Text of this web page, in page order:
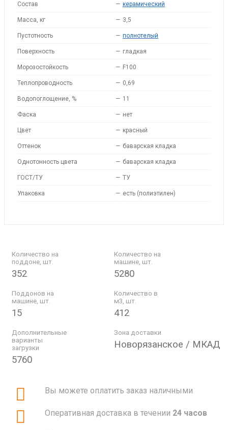
Состав — керамический
Масса, кг — 3,5
Пустотность — полнотелый
Поверхность — гладкая
Морозостойкость — F100
Теплопроводность — 0,69
Водопоглощение, % — 11
Фаска — нет
Цвет — красный
Оттенок — баварская кладка
Однотонность цвета — баварская кладка
ГОСТ/ТУ — ТУ
Упаковка — есть (полиэтилен)
Количество на
поддоне, шт.
352
Количество на
машине, шт.
5280
Поддонов на
машине, шт.
15
Количество в
м3, шт.
412
Дополнительные
варианты
загрузки
5760
Зона доставки
Новорязанское / МКАД
Вы можете оплатить заказ наличными
Оперативная доставка в течении 24 часов